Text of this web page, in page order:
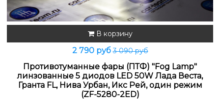
В корзину
2 790 руб3 090 руб
Противотуманные фары (ПТФ) "Fog Lamp"
линзованные 5 диодов LED 50W Лада Веста,
Гранта FL, Нива Урбан, Икс Рей, один режим
(ZF-5280-2ED)